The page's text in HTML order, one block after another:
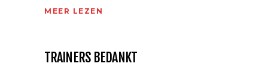
MEER LEZEN
TRAINERS BEDANKT